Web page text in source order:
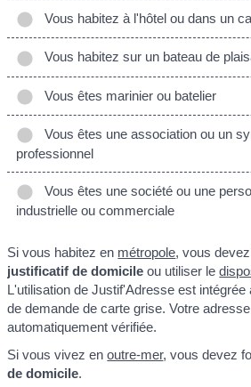
Vous habitez à l'hôtel ou dans un
Vous habitez sur un bateau de
Vous êtes marinier ou batelier
Vous êtes une association ou un
professionnel
Vous êtes une société ou une
industrielle ou commerciale
Si vous habitez en métropole, vous
justificatif de domicile ou utiliser le
L'utilisation de Justif'Adresse est intégrée
de demande de carte grise. Votre
automatiquement vérifiée.
Si vous vivez enoutre-mer, vous devez
de domicile.